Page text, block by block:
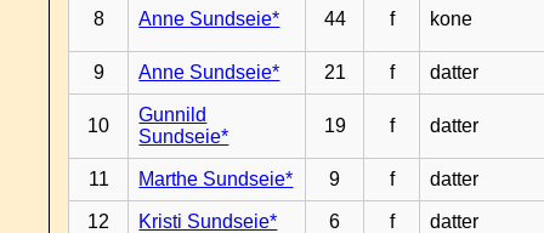
8 Anne Sundseie* 44 f kone
9 Anne Sundseie* 21 f datter
10
Gunnild
Sundseie*
19 f datter
11 Marthe Sundseie* 9 f datter
12 Kristi Sundseie* 6 f datter